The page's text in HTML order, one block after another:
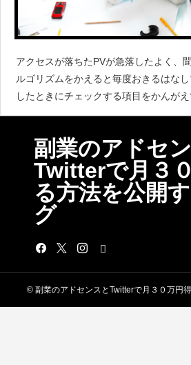
アクセスが落ちたPVが急落したよく、
ルゴリズムをかえると毎度おきるはな
したときにチェックする項目をかんがえ
下がった原因を探す まず、
副業のアドセ
Twitterで月３
る方法を公開
グ
© 副業のアドセンスとTwitterで月３０万円